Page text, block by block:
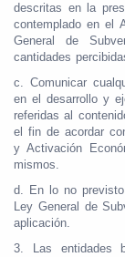
descritas en la
contemplado en el
General de
cantidades
c. Comunicar
en el desarrollo y
referidas al
el fin de acordar
y Activación
mismos.
d. En lo no
Ley General de
aplicación.
3. Las entidades